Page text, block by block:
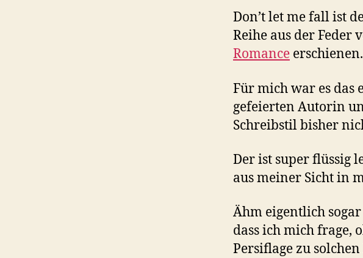
Don’t let me fall ist
Reihe aus der Feder
Romance erschienen.
Für mich war es das
gefeierten Autorin
Schreibstil bisher
Der ist super flüssig
aus meiner Sicht in
Ähm eigentlich
dass ich mich frage,
Persiflage zu